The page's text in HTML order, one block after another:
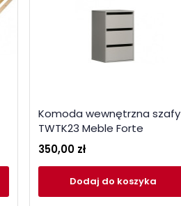
Komoda wewnętrzna szafy
TWTK23 Meble Forte
350,00 zł
Dodaj do koszyka